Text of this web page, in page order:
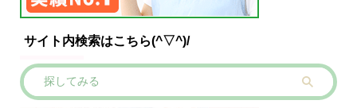
サイト内検索はこちら(^▽^)/